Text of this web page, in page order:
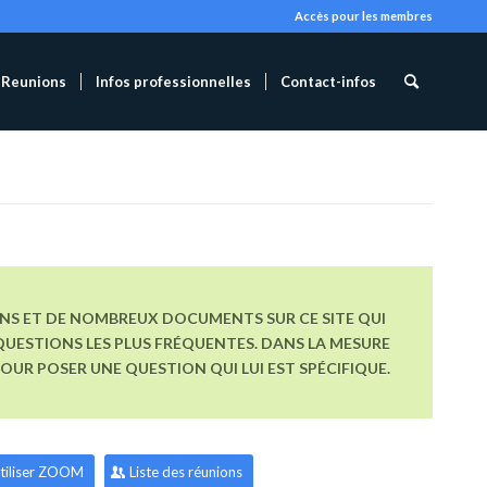
Accès pour les membres
Reunions Infos professionnelles Contact-infos
ET DE NOMBREUX DOCUMENTS SUR CE SITE QUI
LES PLUS FRÉQUENTES. DANS LA MESURE
POSER UNE QUESTION QUI LUI EST SPÉCIFIQUE.
ZOOM Liste des réunions